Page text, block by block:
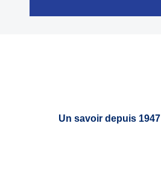
Un savoir depuis 1947